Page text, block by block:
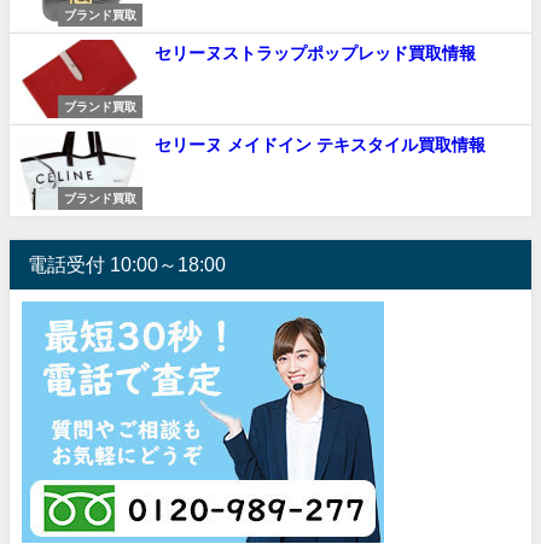
ブランド買取
ブランド買取
セリーヌストラップポップレッド買取情報
ブランド買取
セリーヌ メイドイン テキスタイル買取情報
電話受付 10:00～18:00